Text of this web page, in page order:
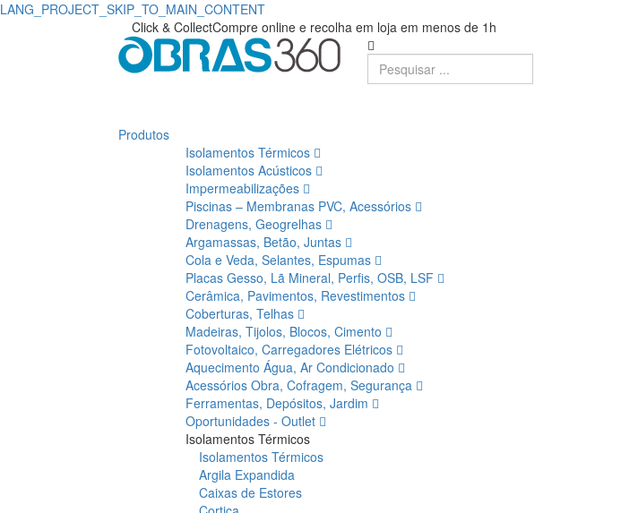
LANG_PROJECT_SKIP_TO_MAIN_CONTENT
AglomeradoClick & CollectCompre online e recolha em loja em menos de 1h
Produtos
Isolamentos Térmicos
Isolamentos Acústicos
Impermeabilizações
Piscinas – Membranas PVC, Acessórios
Drenagens, Geogrelhas
Argamassas, Betão, Juntas
Cola e Veda, Selantes, Espumas
Placas Gesso, Lã Mineral, Perfis, OSB, LSF
Cerâmica, Pavimentos, Revestimentos
Coberturas, Telhas
Madeiras, Tijolos, Blocos, Cimento
Fotovoltaico, Carregadores Elétricos
Aquecimento Água, Ar Condicionado
Acessórios Obra, Cofragem, Segurança
Ferramentas, Depósitos, Jardim
Oportunidades - Outlet
Isolamentos Térmicos
Isolamentos Térmicos
Argila Expandida
Caixas de Estores